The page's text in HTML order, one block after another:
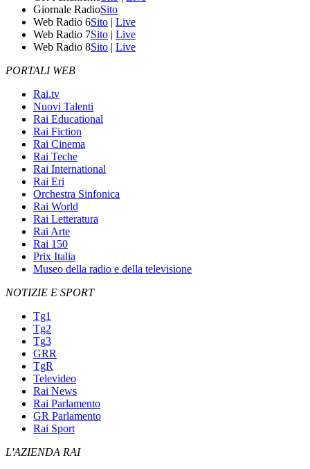
Giornale RadioSito
Web Radio 6Sito | Live
Web Radio 7Sito | Live
Web Radio 8Sito | Live
PORTALI WEB
Rai.tv
Nuovi Talenti
Rai Educational
Rai Fiction
Rai Cinema
Rai Teche
Rai International
Rai Eri
Orchestra Sinfonica
Rai World
Rai Letteratura
Rai Arte
Rai 150
Prix Italia
Museo della radio e della televisione
NOTIZIE E SPORT
Tg1
Tg2
Tg3
GRR
TgR
Televideo
Rai News
Rai Parlamento
GR Parlamento
Rai Sport
L'AZIENDA RAI